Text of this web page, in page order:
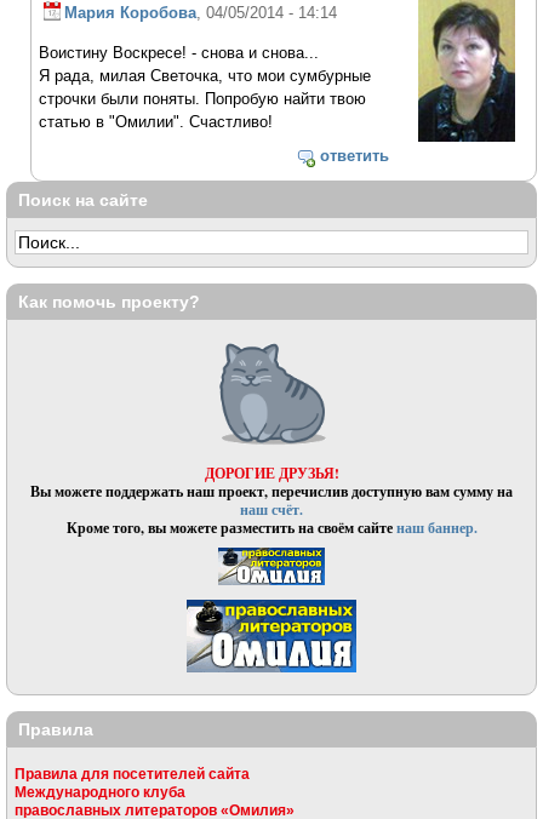
Мария Коробова , 04/05/2014 - 14:14
Воистину Воскресе! - снова и снова...
Я рада, милая Светочка, что мои сумбурные
строчки были поняты. Попробую найти твою
статью в "Омилии". Счастливо!
ответить
Поиск на сайте
Как помочь проекту?
ДОРОГИЕ ДРУЗЬЯ!
Вы можете поддержать наш проект, перечислив доступную вам сумму на
наш счёт.
Кроме того, вы можете разместить на своём сайтенаш баннер.
Правила
Правила для посетителей сайта
Международного клуба
православных литераторов «Омилия»